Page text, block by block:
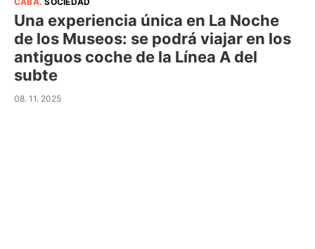
Una experiencia única en La Noche
de los Museos: se podrá viajar en los
antiguos coche de la Línea A del
subte
08. 11. 2025